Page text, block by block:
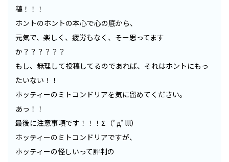
稿！！！
ホントのホントの本心で心の底から、
元気で、楽しく、疲労もなく、そー思ってます
か？？？？？？
もし、無理して投稿してるのであれば、それはホントにもっ
たいない！！
ホッティーのミトコンドリアを気に留めてください。
あっ！！
最後に注意事項です！！！Σ（ﾟдﾟlll）
ホッティーのミトコンドリアですが、
ホッティーの怪しいって評判の